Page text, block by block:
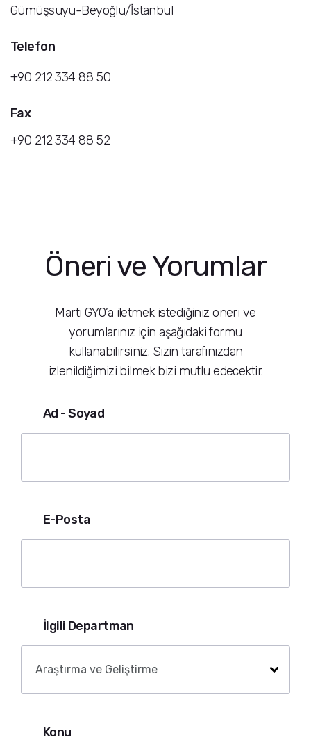
Gümüşsuyu-Beyoğlu/İstanbul
Telefon
+90 212 334 88 50
Fax
+90 212 334 88 52
Öneri ve Yorumlar
Martı GYO’a iletmek istediğiniz öneri ve
yorumlarınız için aşağıdaki formu
kullanabilirsiniz. Sizin tarafınızdan
izlenildiğimizi bilmek bizi mutlu edecektir.
Ad - Soyad
E-Posta
İlgili Departman
Konu